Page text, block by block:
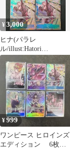
¥3,000
ヒナ(パラレ
ル/illust:Hatori
Kyoka)R/P EB03-025
¥999
ワンピース ヒロインズ
エディション 6枚セ